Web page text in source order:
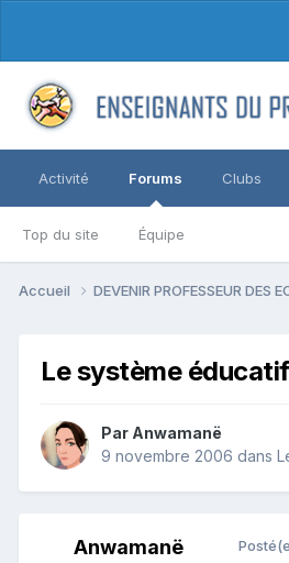
Activité Forums
Top du site Équipe
Clubs
Accueil DEVENIR PROFESSEUR DES
Le système éducatif
Par Anwamanë
9 novembre 2006 dans
Anwamanë